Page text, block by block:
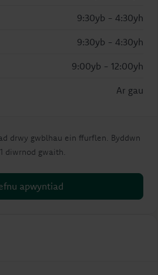
9:30yb - 4:30yh
9:30yb - 4:30yh
9:00yb - 12:00yh
Ar gau
drwy gwblhau ein ffurflen. Byddwn
diwrnod gwaith.
apwyntiad